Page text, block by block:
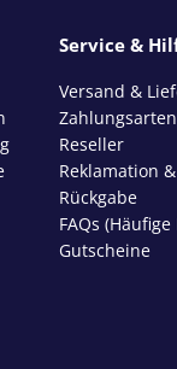
Service &
Versand &
Zahlungsarten
Reseller
Reklamation &
Rückgabe
FAQs
Gutscheine